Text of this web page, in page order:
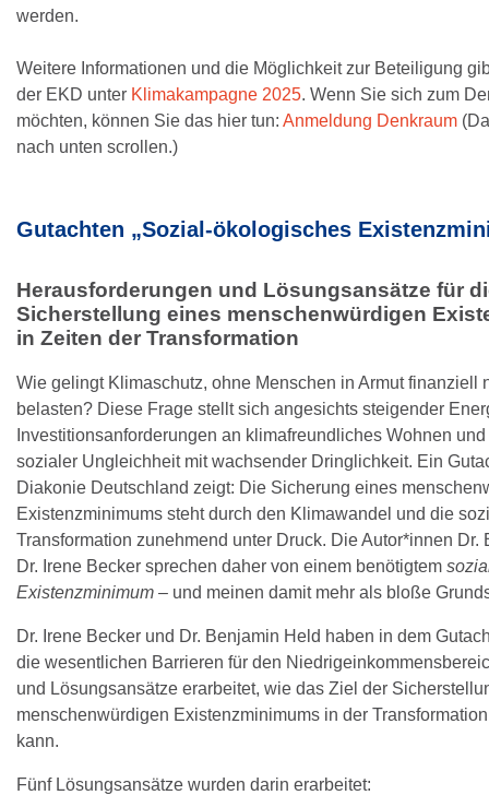
werden.
Weitere Informationen und die Möglichkeit zur Beteiligung
der EKD unter Klimakampagne 2025. Wenn Sie sich zum
möchten, können Sie das hier tun: Anmeldung Denkraum
nach unten scrollen.)
Gutachten „Sozial-ökologisches
Herausforderungen und Lösungsansätze für
Sicherstellung eines menschenwürdigen
in Zeiten der Transformation
Wie gelingt Klimaschutz, ohne Menschen in Armut finanziell
belasten? Diese Frage stellt sich angesichts steigender
Investitionsanforderungen an klimafreundliches Wohnen
sozialer Ungleichheit mit wachsender Dringlichkeit. Ein
Diakonie Deutschland zeigt: Die Sicherung eines
Existenzminimums steht durch den Klimawandel und die
Transformation zunehmend unter Druck. Die Autor*innen Dr.
Dr. Irene Becker sprechen daher von einem benötigtem
Existenzminimum – und meinen damit mehr als bloße
Dr. Irene Becker und Dr. Benjamin Held haben in dem
die wesentlichen Barrieren für den
und Lösungsansätze erarbeitet, wie das Ziel der
menschenwürdigen Existenzminimums in der
kann.
Fünf Lösungsansätze wurden darin erarbeitet: